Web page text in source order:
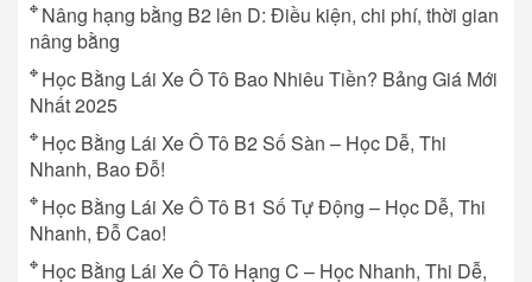
Nâng hạng bằng B2 lên D: Điều kiện, chi phí, thời gian
nâng bằng
Học Bằng Lái Xe Ô Tô Bao Nhiêu Tiền? Bảng Giá Mới
Nhất 2025
Học Bằng Lái Xe Ô Tô B2 Số Sàn – Học Dễ, Thi
Nhanh, Bao Đỗ!
Học Bằng Lái Xe Ô Tô B1 Số Tự Động – Học Dễ, Thi
Nhanh, Đỗ Cao!
Học Bằng Lái Xe Ô Tô Hạng C – Học Nhanh, Thi Dễ,